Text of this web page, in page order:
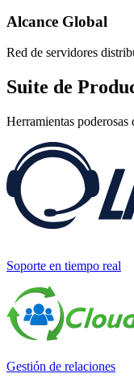
Alcance Global
Red de servidores
Suite de
Herramientas
Soporte en tiempo real
Gestión de relaciones